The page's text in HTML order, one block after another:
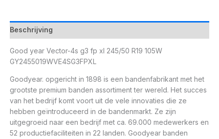
Beschrijving
Good year Vector-4s g3 fp xl 245/50 R19 105W
GY2455019WVE4SG3FPXL
Goodyear. opgericht in 1898 is een bandenfabrikant met het
grootste premium banden assortiment ter wereld. Het succes
van het bedrijf komt voort uit de vele innovaties die ze
hebben geïntroduceerd in de bandenmarkt. Ze zijn
uitgegroeid naar een bedrijf met ca. 69.000 medewerkers en
52 productiefaciliteiten in 22 landen. Goodyear banden